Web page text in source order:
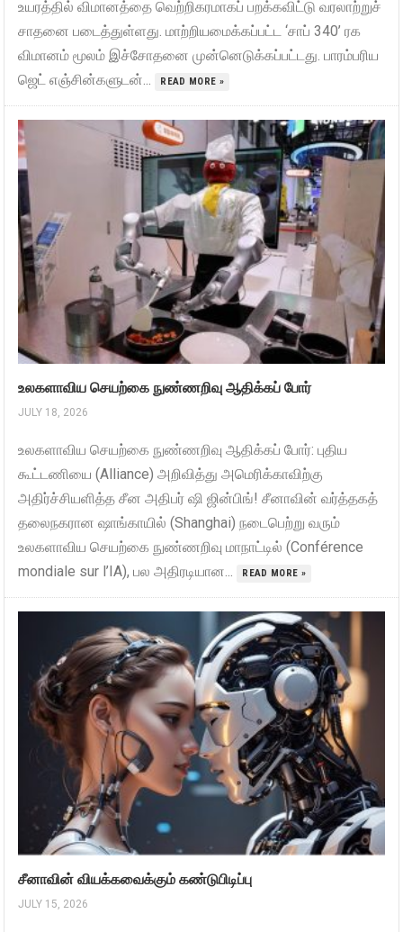
உயரத்தில் விமானத்தை வெற்றிகரமாகப் பறக்கவிட்டு வரலாற்றுச்
சாதனை படைத்துள்ளது. மாற்றியமைக்கப்பட்ட ‘சாப் 340’ ரக
விமானம் மூலம் இச்சோதனை முன்னெடுக்கப்பட்டது. பாரம்பரிய
ஜெட் எஞ்சின்களுடன்...
READ MORE »
உலகளாவிய செயற்கை நுண்ணறிவு ஆதிக்கப் போர்
JULY 18, 2026
உலகளாவிய செயற்கை நுண்ணறிவு ஆதிக்கப் போர்: புதிய
கூட்டணியை (Alliance) அறிவித்து அமெரிக்காவிற்கு
அதிர்ச்சியளித்த சீன அதிபர் ஷி ஜின்பிங்! சீனாவின் வர்த்தகத்
தலைநகரான ஷாங்காயில் (Shanghai) நடைபெற்று வரும்
உலகளாவிய செயற்கை நுண்ணறிவு மாநாட்டில் (Conférence
mondiale sur l’IA), பல அதிரடியான...
READ MORE »
சீனாவின் வியக்கவைக்கும் கண்டுபிடிப்பு
JULY 15, 2026